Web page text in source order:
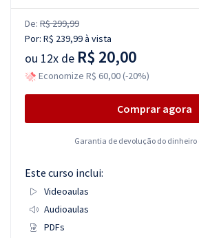
De: R$ 299,99
Por: R$ 239,99à vista
ou 12x de R$ 20,00
Economize R$ 60,00 (-20%)
Comprar agora
Garantia de devolução do dinheiro
Este curso inclui:
Videoaulas
Audioaulas
PDFs